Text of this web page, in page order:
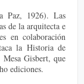
Paz, 1926). Las
de la arquitecta e
en colaboración
la Historia de
Gisbert, que
ediciones.